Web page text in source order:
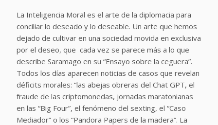
La Inteligencia Moral es el arte de la diplomacia para
conciliar lo deseado y lo deseable. Un arte que hemos
dejado de cultivar en una sociedad movida en exclusiva
por el deseo, que cada vez se parece más a lo que
describe Saramago en su “Ensayo sobre la ceguera”.
Todos los días aparecen noticias de casos que revelan
déficits morales: “las abejas obreras del Chat GPT, el
fraude de las criptomonedas, jornadas maratonianas
en las “Big Four”, el fenómeno del sexting, el “Caso
Mediador” o los “Pandora Papers de la madera”. La